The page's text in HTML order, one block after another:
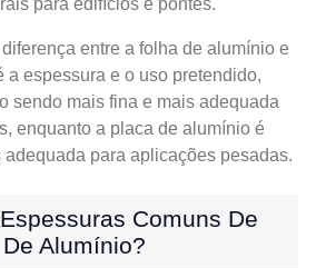
entre a folha de alumínio e
a espessura e o uso pretendido,
sendo mais fina e mais adequada
enquanto a placa de alumínio é
para aplicações pesadas.
Comuns De
Alumínio?